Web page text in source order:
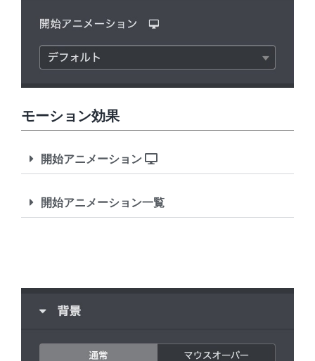
モーション効果
開始アニメーション
開始アニメーション一覧